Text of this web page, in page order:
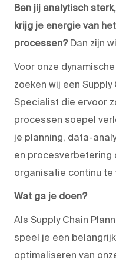
Ben jij analytisch
krijg je energie van
processen?Dan zijn
Voor onze
zoeken wij een
Specialist die ervoor
processen soepel
je planning, data-
en procesverbetering
organisatie continu te
Wat ga je doen?
Als Supply Chain
speel je een
optimaliseren van